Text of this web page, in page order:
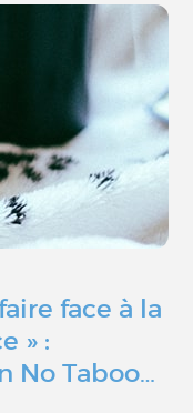
face à la
» :
No Taboo…